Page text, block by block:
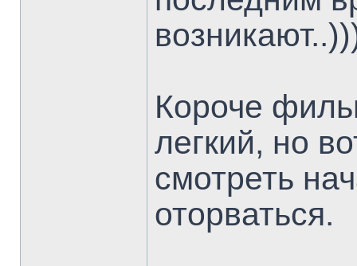
Короче
легкий, но
смотреть
оторваться.